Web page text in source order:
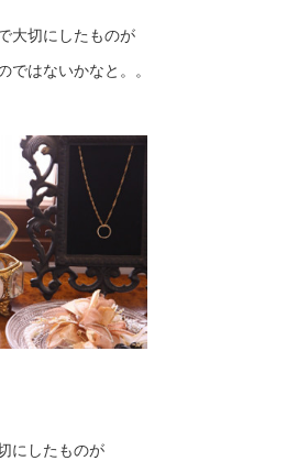
大切にしたものが
はないかなと。。
にしたものが